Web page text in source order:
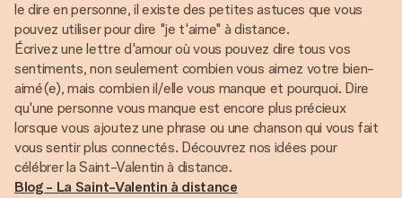
le dire en personne, il existe des petites astuces que vous
pouvez utiliser pour dire "je t'aime" à distance.
Écrivez une lettre d'amour où vous pouvez dire tous vos
sentiments, non seulement combien vous aimez votre bien-
aimé(e), mais combien il/elle vous manque et pourquoi. Dire
qu'une personne vous manque est encore plus précieux
lorsque vous ajoutez une phrase ou une chanson qui vous fait
vous sentir plus connectés. Découvrez nos idées pour
célébrer la Saint-Valentin à distance.
Blog - La Saint-Valentin à distance